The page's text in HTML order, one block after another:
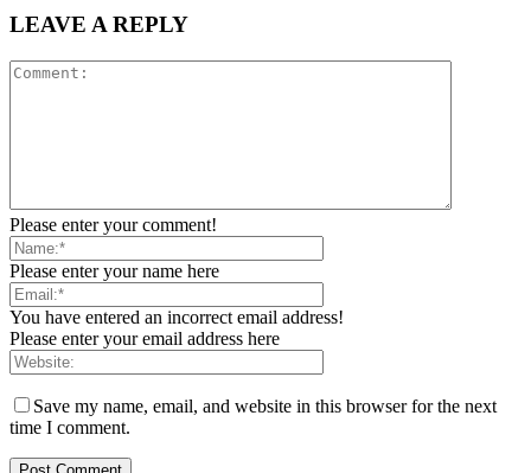
LEAVE A REPLY
Please enter your comment!
Please enter your name here
You have entered an incorrect email address!
Please enter your email address here
Save my name, email, and website in this browser for the next
time I comment.